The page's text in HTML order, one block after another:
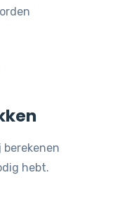
berekenen
hebt.